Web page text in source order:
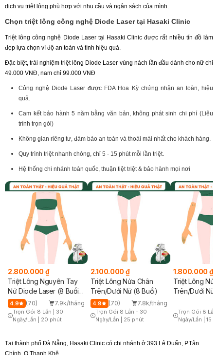
dịch vụ triệt lông phù hợp với nhu cầu và ngân sách của mình.
Chọn triệt lông công nghệ Diode Laser tại Hasaki Clinic
Triệt lông công nghệ Diode Laser tại Hasaki Clinic được rất nhiều tín đồ làm
đẹp lựa chọn vì độ an toàn và tính hiệu quả.
Đặc biệt, trải nghiệm triệt lông Diode Laser vùng nách lần đầu dành cho nữ chỉ
49.000 VNĐ, nam chỉ 99.000 VNĐ
Công nghệ Diode Laser được FDA Hoa Kỳ chứng nhận an toàn, hiệu
quả.
Cam kết bảo hành 5 năm bằng văn bản, không phát sinh chi phí (Liệu
trình trọn gói)
Không gian riêng tư, đảm bảo an toàn và thoải mái nhất cho khách hàng.
Quy trình triệt nhanh chóng, chỉ 5 - 15 phút mỗi lần triệt.
Hệ thống chi nhánh toàn quốc, thuận tiệt triệt & bảo hành mọi nơi
2.800.000 ₫
Triệt Lông Nguyên Tay
Nữ Diode Laser (8 Buổi)
(Bảo Hành 5 Năm)
4.9 (70) 7.9k/tháng
Timer Gray Icon
Trọn Gói 8 Lần | 30
Ngày/Lần
20 phút
2.100.000 ₫
Triệt Lông Nửa Chân
Trên/Dưới Nữ (8 Buổi)
4.9 (70) 7.8k/tháng
Timer Gray Icon
Trọn Gói 8 Lần - 30
Ngày/Lần
25 phút
1.800.000 ₫
Triệt Lông
Trên/Dưới Nữ
Timer Gray Icon
Trọn Gói 8
Ngày/Lần |15
Tại thành phố Đà Nẵng, Hasaki Clinic có chi nhánh ở 393 Lê Duẩn, P.Tân
Chính, Q.Thanh Khê.